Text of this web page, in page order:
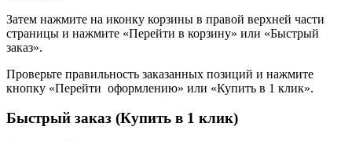
Затем нажмите на иконку корзины в правой верхней части
страницы и нажмите «Перейти в корзину» или «Быстрый
заказ».
Проверьте правильность заказанных позиций и нажмите
кнопку «Перейти оформлению» или «Купить в 1 клик».
Быстрый заказ (Купить в 1 клик)